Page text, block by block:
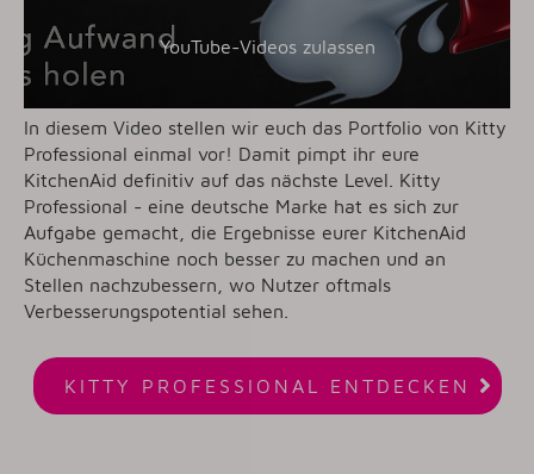
YouTube-Videos zulassen
In diesem Video stellen wir euch das Portfolio von Kitty
Professional einmal vor! Damit pimpt ihr eure
KitchenAid definitiv auf das nächste Level. Kitty
Professional - eine deutsche Marke hat es sich zur
Aufgabe gemacht, die Ergebnisse eurer KitchenAid
Küchenmaschine noch besser zu machen und an
Stellen nachzubessern, wo Nutzer oftmals
Verbesserungspotential sehen.

KITTY PROFESSIONAL ENTDECKEN